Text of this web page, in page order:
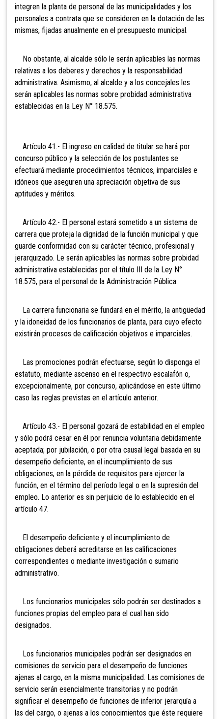
integren la planta de personal de las municipalidades y los
personales a contrata que se consideren en la dotación de las
mismas, fijadas anualmente en el presupuesto municipal.
No obstante, al alcalde sólo le serán aplicables las normas
relativas a los deberes y derechos y la responsabilidad
administrativa. Asimismo, al alcalde y a los concejales les
serán aplicables las normas sobre probidad administrativa
establecidas en la Ley N° 18.575.
Artículo 41.- El ingreso en calidad de titular se hará por
concurso público y la selección de los postulantes se
efectuará mediante procedimientos técnicos, imparciales e
idóneos que aseguren una apreciación objetiva de sus
aptitudes y méritos.
Artículo 42.- El personal estará sometido a un sistema de
carrera que proteja la dignidad de la función municipal y que
guarde conformidad con su carácter técnico, profesional y
jerarquizado. Le serán aplicables las normas sobre probidad
administrativa establecidas por el título III de la Ley N°
18.575, para el personal de la Administración Pública.
La carrera funcionaria se fundará en el mérito, la antigüedad
y la idoneidad de los funcionarios de planta, para cuyo efecto
existirán procesos de calificación objetivos e imparciales.
Las promociones podrán efectuarse, según lo disponga el
estatuto, mediante ascenso en el respectivo escalafón o,
excepcionalmente, por concurso, aplicándose en este último
caso las reglas previstas en el artículo anterior.
Artículo 43.- El personal gozará de estabilidad en el empleo
y sólo podrá cesar en él por renuncia voluntaria debidamente
aceptada; por jubilación, o por otra causal legal basada en su
desempeño deficiente, en el incumplimiento de sus
obligaciones, en la pérdida de requisitos para ejercer la
función, en el término del período legal o en la supresión del
empleo. Lo anterior es sin perjuicio de lo establecido en el
artículo 47.
El desempeño deficiente y el incumplimiento de
obligaciones deberá acreditarse en las calificaciones
correspondientes o mediante investigación o sumario
administrativo.
Los funcionarios municipales sólo podrán ser destinados a
funciones propias del empleo para el cual han sido
designados.
Los funcionarios municipales podrán ser designados en
comisiones de servicio para el desempeño de funciones
ajenas al cargo, en la misma municipalidad. Las comisiones de
servicio serán esencialmente transitorias y no podrán
significar el desempeño de funciones de inferior jerarquía a
las del cargo, o ajenas a los conocimientos que éste requiere